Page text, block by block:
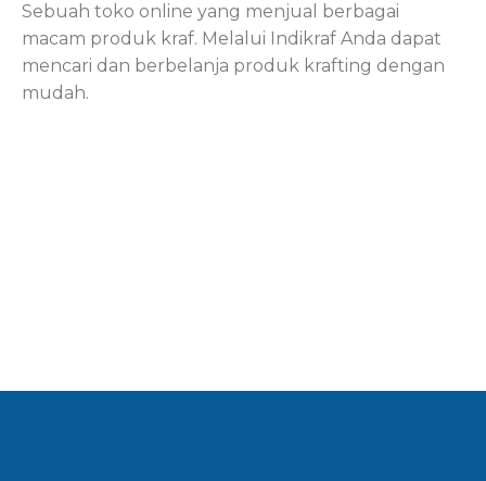
Sebuah toko online yang menjual berbagai
macam produk kraf. Melalui Indikraf Anda dapat
mencari dan berbelanja produk krafting dengan
mudah.